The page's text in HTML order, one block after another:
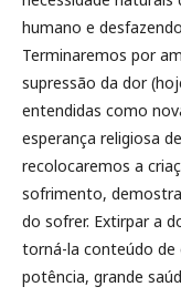
humano e
Terminaremos por
supressão da dor
entendidas como
esperança religiosa
recolocaremos a
sofrimento,
do sofrer. Extirpar a
torná-la conteúdo de
potência, grande